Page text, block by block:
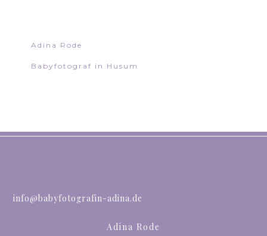
Adina Rode
Babyfotograf in Husum
info@babyfotografin-adina.de
Adina Rode